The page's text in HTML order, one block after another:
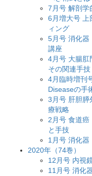
7月号 解剖学
6月増大号 上
ィング
5月号 消化器
講座
4月号 大腸肛
その関連手技
4月臨時増刊
Diseaseの手
3月号 肝胆膵
療戦略
2月号 食道癌
と手技
1月号 消化器
2020年（74巻）
12月号 内視
11月号 消化